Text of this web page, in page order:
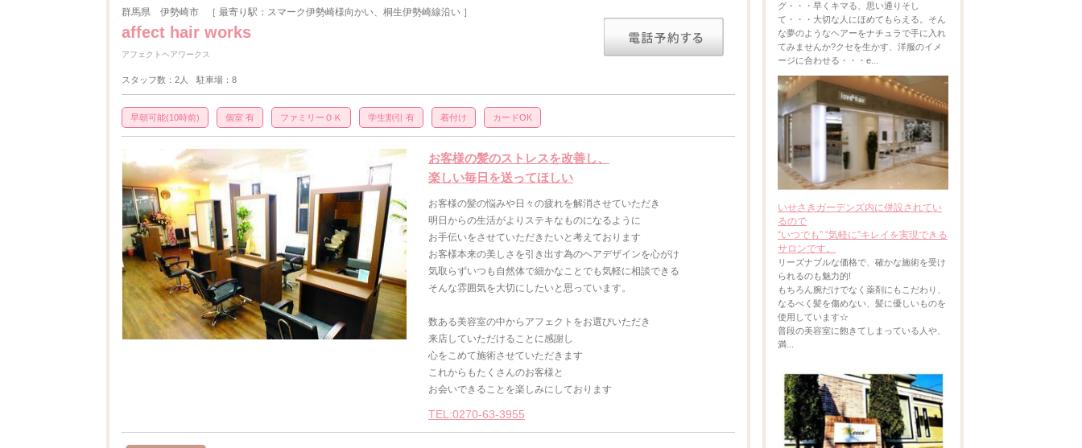
群馬県 伊勢崎市 ［ 最寄り駅：スマーク伊勢崎様向かい、桐生伊勢崎線沿い ］
affect hair works
アフェクトヘアワークス
スタッフ数：2人 駐車場：8
早朝可能(10時前) 個室 有 ファミリーＯＫ 学生割引 有 着付け カードOK
お客様の髪のストレスを改善し、
楽しい毎日を送ってほしい
お客様の髪の悩みや日々の疲れを解消させていただき
明日からの生活がよりステキなものになるように
お手伝いをさせていただきたいと考えております
お客様本来の美しさを引き出す為のヘアデザインを心がけ
気取らずいつも自然体で細かなことでも気軽に相談できる
そんな雰囲気を大切にしたいと思っています。
数ある美容室の中からアフェクトをお選びいただき
来店していただけることに感謝し
心をこめて施術させていただきます
これからもたくさんのお客様と
お会いできることを楽しみにしております
TEL:0270-63-3955
グ・・・早くキマる、思い通りそし
て・・・大切な人にほめてもらえる。そん
な夢のようなヘアーをナチュラで手に入れ
てみませんか?クセを生かす、洋服のイメ
ージに合わせる・・・e...
いせさきガーデンズ内に併設されてい
るので
“いつでも” “気軽に”キレイを実現できる
サロンです。
リーズナブルな価格で、確かな施術を受け
られるのも魅力的!
もちろん腕だけでなく薬剤にもこだわり、
なるべく髪を傷めない、髪に優しいものを
使用しています☆
普段の美容室に飽きてしまっている人や、
満...